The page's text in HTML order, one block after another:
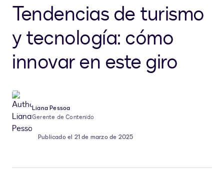
Tendencias de turismo
y tecnología: cómo
innovar en este giro
Liana Pessoa
Gerente de Contenido
Publicado el 21 de marzo de 2025